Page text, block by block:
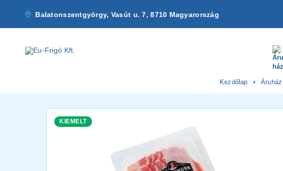
Balatonszentgyörgy, Vasút u. 7, 8710 Magyarország
Kezdőlap Áruház
KIEMELT